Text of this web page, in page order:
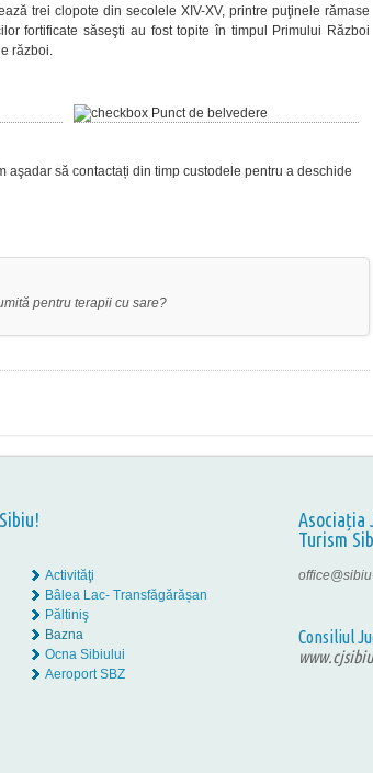
trei clopote din secolele XIV-XV, printre puţinele rămase
fortificate săseşti au fost topite în timpul Primului Război
război.
Punct de belvedere
aşadar să contactați din timp custodele pentru a deschide
pentru terapii cu sare?
Asociația
Turism
Activităţi
Bâlea Lac- Transfăgărășan
Păltiniş
Bazna
Ocna Sibiului
Aeroport SBZ
Consiliul